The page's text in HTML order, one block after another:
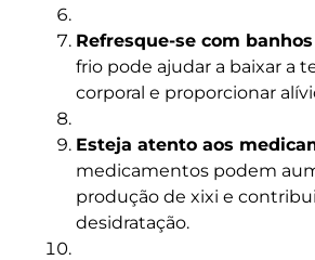
Refresque-se com
frio pode ajudar a baixar a
corporal e proporcionar
Esteja atento aos
medicamentos podem
produção de xixi e
desidratação.